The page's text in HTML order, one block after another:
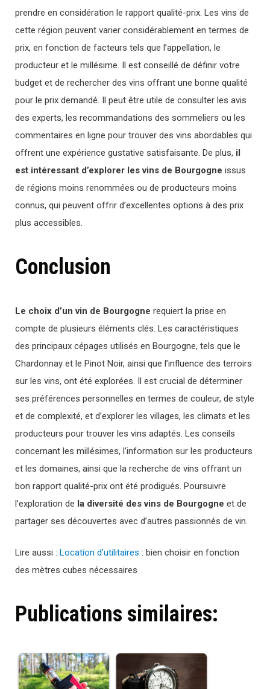
prendre en considération le rapport qualité-prix. Les vins de
cette région peuvent varier considérablement en termes de
prix, en fonction de facteurs tels que l’appellation, le
producteur et le millésime. Il est conseillé de définir votre
budget et de rechercher des vins offrant une bonne qualité
pour le prix demandé. Il peut être utile de consulter les avis
des experts, les recommandations des sommeliers ou les
commentaires en ligne pour trouver des vins abordables qui
offrent une expérience gustative satisfaisante. De plus, il
est intéressant d’explorer les vins de Bourgogne issus
de régions moins renommées ou de producteurs moins
connus, qui peuvent offrir d’excellentes options à des prix
plus accessibles.
Conclusion
Le choix d’un vin de Bourgogne requiert la prise en
compte de plusieurs éléments clés. Les caractéristiques
des principaux cépages utilisés en Bourgogne, tels que le
Chardonnay et le Pinot Noir, ainsi que l’influence des terroirs
sur les vins, ont été explorées. Il est crucial de déterminer
ses préférences personnelles en termes de couleur, de style
et de complexité, et d’explorer les villages, les climats et les
producteurs pour trouver les vins adaptés. Les conseils
concernant les millésimes, l’information sur les producteurs
et les domaines, ainsi que la recherche de vins offrant un
bon rapport qualité-prix ont été prodigués. Poursuivre
l’exploration de la diversité des vins de Bourgogne et de
partager ses découvertes avec d’autres passionnés de vin.
Lire aussi : Location d’utilitaires : bien choisir en fonction
des mètres cubes nécessaires
Publications similaires: